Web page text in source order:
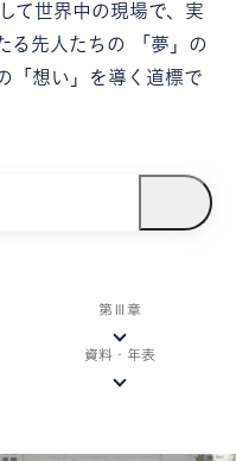
て世界中の現場で、実
る先人たちの 「夢」の
「想い」を導く道標で
第Ⅲ章
資料・年表